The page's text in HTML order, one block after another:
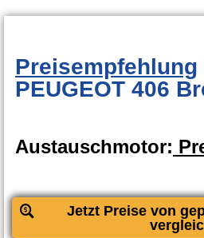
Preisempfehlung
PEUGEOT 406
Austauschmotor:
Jetzt Preise von